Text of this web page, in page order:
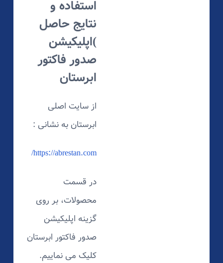
استفاده و
نتایج حاصل
)اپلیکیشن
صدور فاکتور
ابرستان
از سایت اصلی
ابرستان به نشانی :
https://abrestan.com/
در قسمت
محصولات، بر روی
گزینه اپلیکیشن
صدور فاکتور ابرستان
کلیک می نماییم.